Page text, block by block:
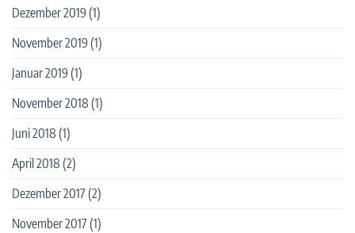
Dezember 2019(1)
November 2019(1)
Januar 2019(1)
November 2018 (1)
Juni 2018 (1)
April 2018 (2)
Dezember 2017(2)
November 2017(1)